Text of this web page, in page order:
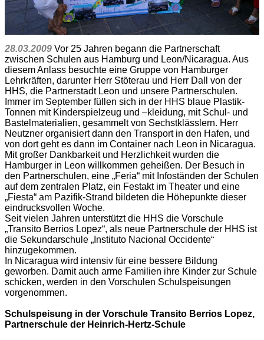
28.03.2009 Vor 25 Jahren begann die Partnerschaft
zwischen Schulen aus Hamburg und Leon/Nicaragua. Aus
diesem Anlass besuchte eine Gruppe von Hamburger
Lehrkräften, darunter Herr Stöterau und Herr Dall von der
HHS, die Partnerstadt Leon und unsere Partnerschulen.
Immer im September füllen sich in der HHS blaue Plastik-
Tonnen mit Kinderspielzeug und –kleidung, mit Schul- und
Bastelmaterialien, gesammelt von Sechstklässlern. Herr
Neutzner organisiert dann den Transport in den Hafen, und
von dort geht es dann im Container nach Leon in Nicaragua.
Mit großer Dankbarkeit und Herzlichkeit wurden die
Hamburger in Leon willkommen geheißen. Der Besuch in
den Partnerschulen, eine „Feria“ mit Infoständen der Schulen
auf dem zentralen Platz, ein Festakt im Theater und eine
„Fiesta“ am Pazifik-Strand bildeten die Höhepunkte dieser
eindrucksvollen Woche.
Seit vielen Jahren unterstützt die HHS die Vorschule
„Transito Berrios Lopez“, als neue Partnerschule der HHS ist
die Sekundarschule „Instituto Nacional Occidente“
hinzugekommen.
In Nicaragua wird intensiv für eine bessere Bildung
geworben. Damit auch arme Familien ihre Kinder zur Schule
schicken, werden in den Vorschulen Schulspeisungen
vorgenommen.
Schulspeisung in der Vorschule Transito Berrios Lopez,
Partnerschule der Heinrich-Hertz-Schule